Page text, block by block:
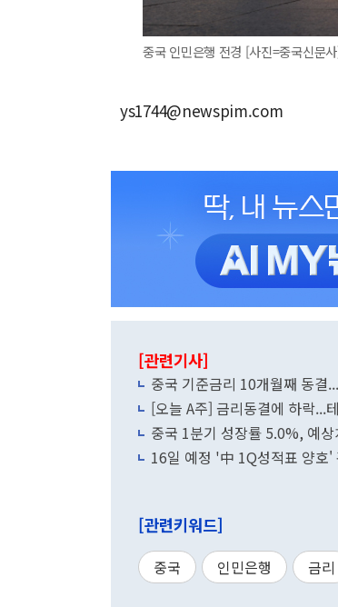
중국 인민은행 전경 [사진=중국신
ys1744@newspim.com
[관련기사]
중국 기준금리 10개월째 동결
[오늘 A주] 금리동결에 하락...
중국 1분기 성장률 5.0%, 예
16일 예정 '中 1Q성적표 양호
[관련키워드]
중국 인민은행 금리